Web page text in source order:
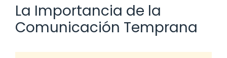
La Importancia de la
Comunicación Temprana